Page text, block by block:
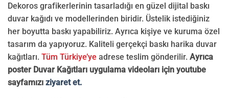
Süreç Bilgilendirmesi
Görseliniz baskıya alınmadan önce ölçüye göre düzenlenmiş son hali
onayınıza gönderilir. Onayınızdan sonra üretim yapılır.
Dekoros grafikerlerinin tasarladığı en güzel dijital baskı
duvar kağıdı ve modellerinden biridir. Üstelik istediğiniz
her boyutta baskı yapabiliriz. Ayrıca kişiye ve kuruma özel
tasarım da yapıyoruz. Kaliteli gerçekçi baskı harika duvar
kağıtları. Tüm Türkiye’ye adrese teslim gönderilir. Ayrıca
poster Duvar Kağıtları uygulama videoları için youtube
sayfamızı ziyaret et.